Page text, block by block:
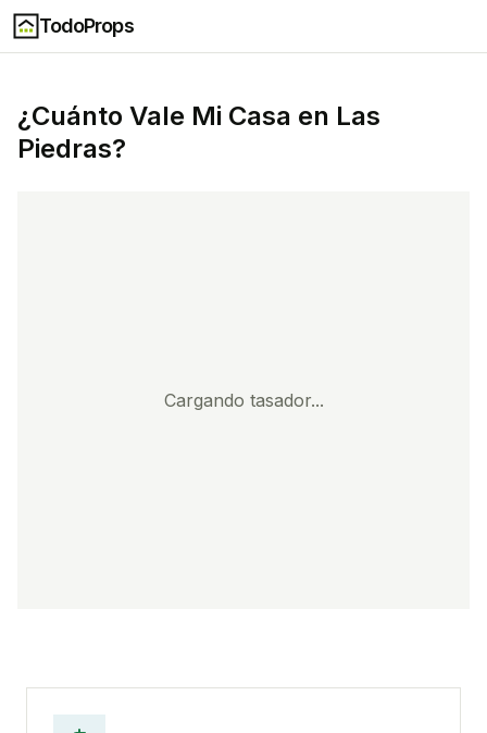
TodoProps
¿Cuánto Vale Mi Casa en Las
Piedras?
Cargando tasador...